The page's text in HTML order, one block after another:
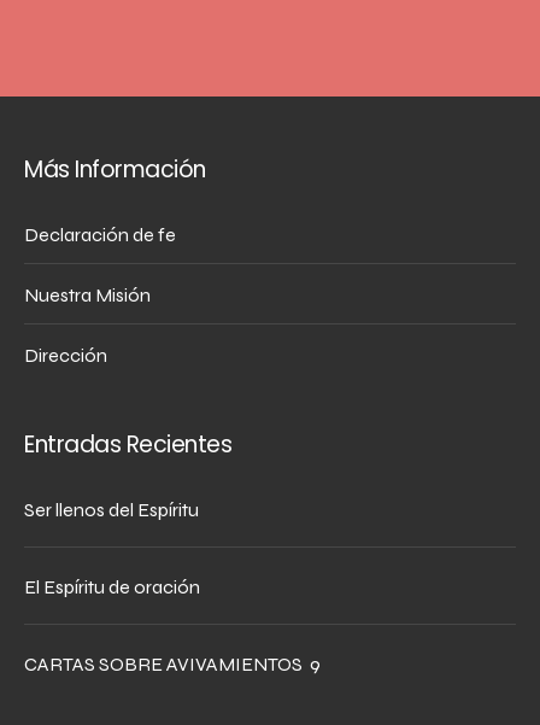
Más Información
Declaración de fe
Nuestra Misión
Dirección
Entradas Recientes
Ser llenos del Espíritu
El Espíritu de oración
CARTAS SOBRE AVIVAMIENTOS 9